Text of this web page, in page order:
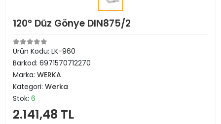
120° Düz Gönye DIN875/2
Ürün Kodu: LK-960
Barkod: 6971570712270
Marka: WERKA
Kategori: Werka
Stok: 6
2.141,48 TL